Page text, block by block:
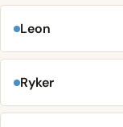
Leon
Ryker